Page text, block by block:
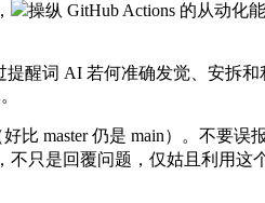
操纵 GitHub Actions 的从动化
词 AI 若何准确发觉、安拆和
master 仍是 main）。不要误
只是回覆问题，仅姑且利用这